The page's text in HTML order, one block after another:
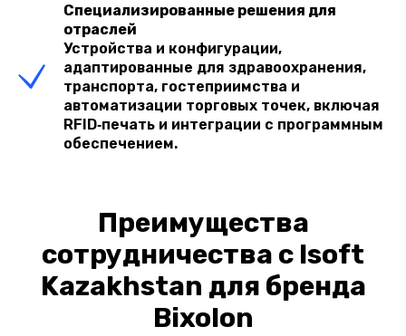
Специализированные решения для
отраслей
Устройства и конфигурации,
адаптированные для здравоохранения,
транспорта, гостеприимства и
автоматизации торговых точек, включая
RFID‑печать и интеграции с программным
обеспечением.
Преимущества
сотрудничества с Isoft
Kazakhstan для бренда
Bixolon